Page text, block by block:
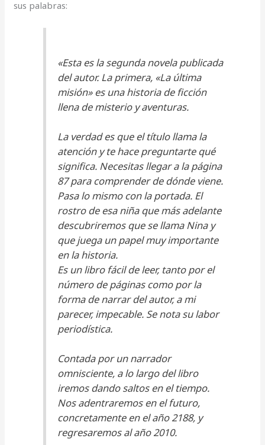
sus palabras:
«Esta es la segunda novela publicada
del autor. La primera, «La última
misión» es una historia de ficción
llena de misterio y aventuras.
La verdad es que el título llama la
atención y te hace preguntarte qué
significa. Necesitas llegar a la página
87 para comprender de dónde viene.
Pasa lo mismo con la portada. El
rostro de esa niña que más adelante
descubriremos que se llama Nina y
que juega un papel muy importante
en la historia.
Es un libro fácil de leer, tanto por el
número de páginas como por la
forma de narrar del autor, a mi
parecer, impecable. Se nota su labor
periodística.
Contada por un narrador
omnisciente, a lo largo del libro
iremos dando saltos en el tiempo.
Nos adentraremos en el futuro,
concretamente en el año 2188, y
regresaremos al año 2010.